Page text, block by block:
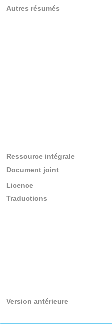
Autres résumés
Ressource intégrale
Document joint
Licence
Traductions
Version antérieure